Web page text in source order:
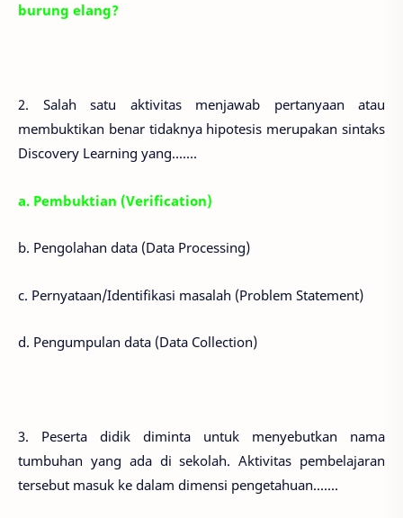
burung elang?
2. Salah satu aktivitas menjawab pertanyaan atau
membuktikan benar tidaknya hipotesis merupakan sintaks
Discovery Learning yang.......
a. Pembuktian (Verification)
b. Pengolahan data (Data Processing)
c. Pernyataan/Identifikasi masalah (Problem Statement)
d. Pengumpulan data (Data Collection)
3. Peserta didik diminta untuk menyebutkan nama
tumbuhan yang ada di sekolah. Aktivitas pembelajaran
tersebut masuk ke dalam dimensi pengetahuan.......